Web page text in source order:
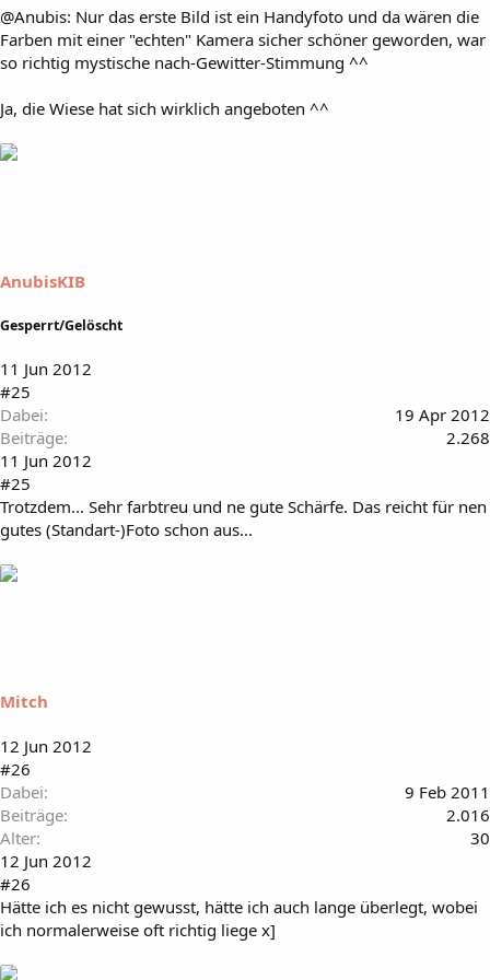
@Anubis: Nur das erste Bild ist ein Handyfoto und da wären die
Farben mit einer "echten" Kamera sicher schöner geworden, war
so richtig mystische nach-Gewitter-Stimmung ^^
Ja, die Wiese hat sich wirklich angeboten ^^
AnubisKIB
Gesperrt/Gelöscht
11 Jun 2012
#25
Dabei
19 Apr 2012
Beiträge
2.268
11 Jun 2012
#25
Trotzdem... Sehr farbtreu und ne gute Schärfe. Das reicht für nen
gutes (Standart-)Foto schon aus...
Mitch
12 Jun 2012
#26
Dabei
9 Feb 2011
Beiträge
2.016
Alter
30
12 Jun 2012
#26
Hätte ich es nicht gewusst, hätte ich auch lange überlegt, wobei
ich normalerweise oft richtig liege x]